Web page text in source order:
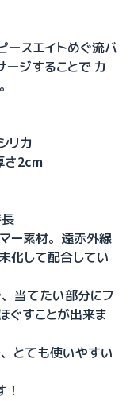
ースエイトめぐ流バ
ージすることで カ
リカ
さ2cm
ー素材。遠赤外線
化して配合してい
当てたい部分にフ
ぐすことが出来ま
とても使いやすい